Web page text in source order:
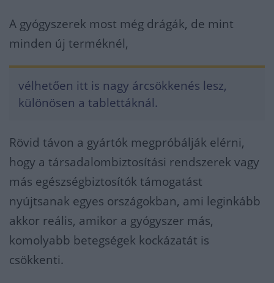
A gyógyszerek most még drágák, de mint
minden új terméknél,
vélhetően itt is nagy árcsökkenés lesz,
különösen a tablettáknál.
Rövid távon a gyártók megpróbálják elérni,
hogy a társadalombiztosítási rendszerek vagy
más egészségbiztosítók támogatást
nyújtsanak egyes országokban, ami leginkább
akkor reális, amikor a gyógyszer más,
komolyabb betegségek kockázatát is
csökkenti.